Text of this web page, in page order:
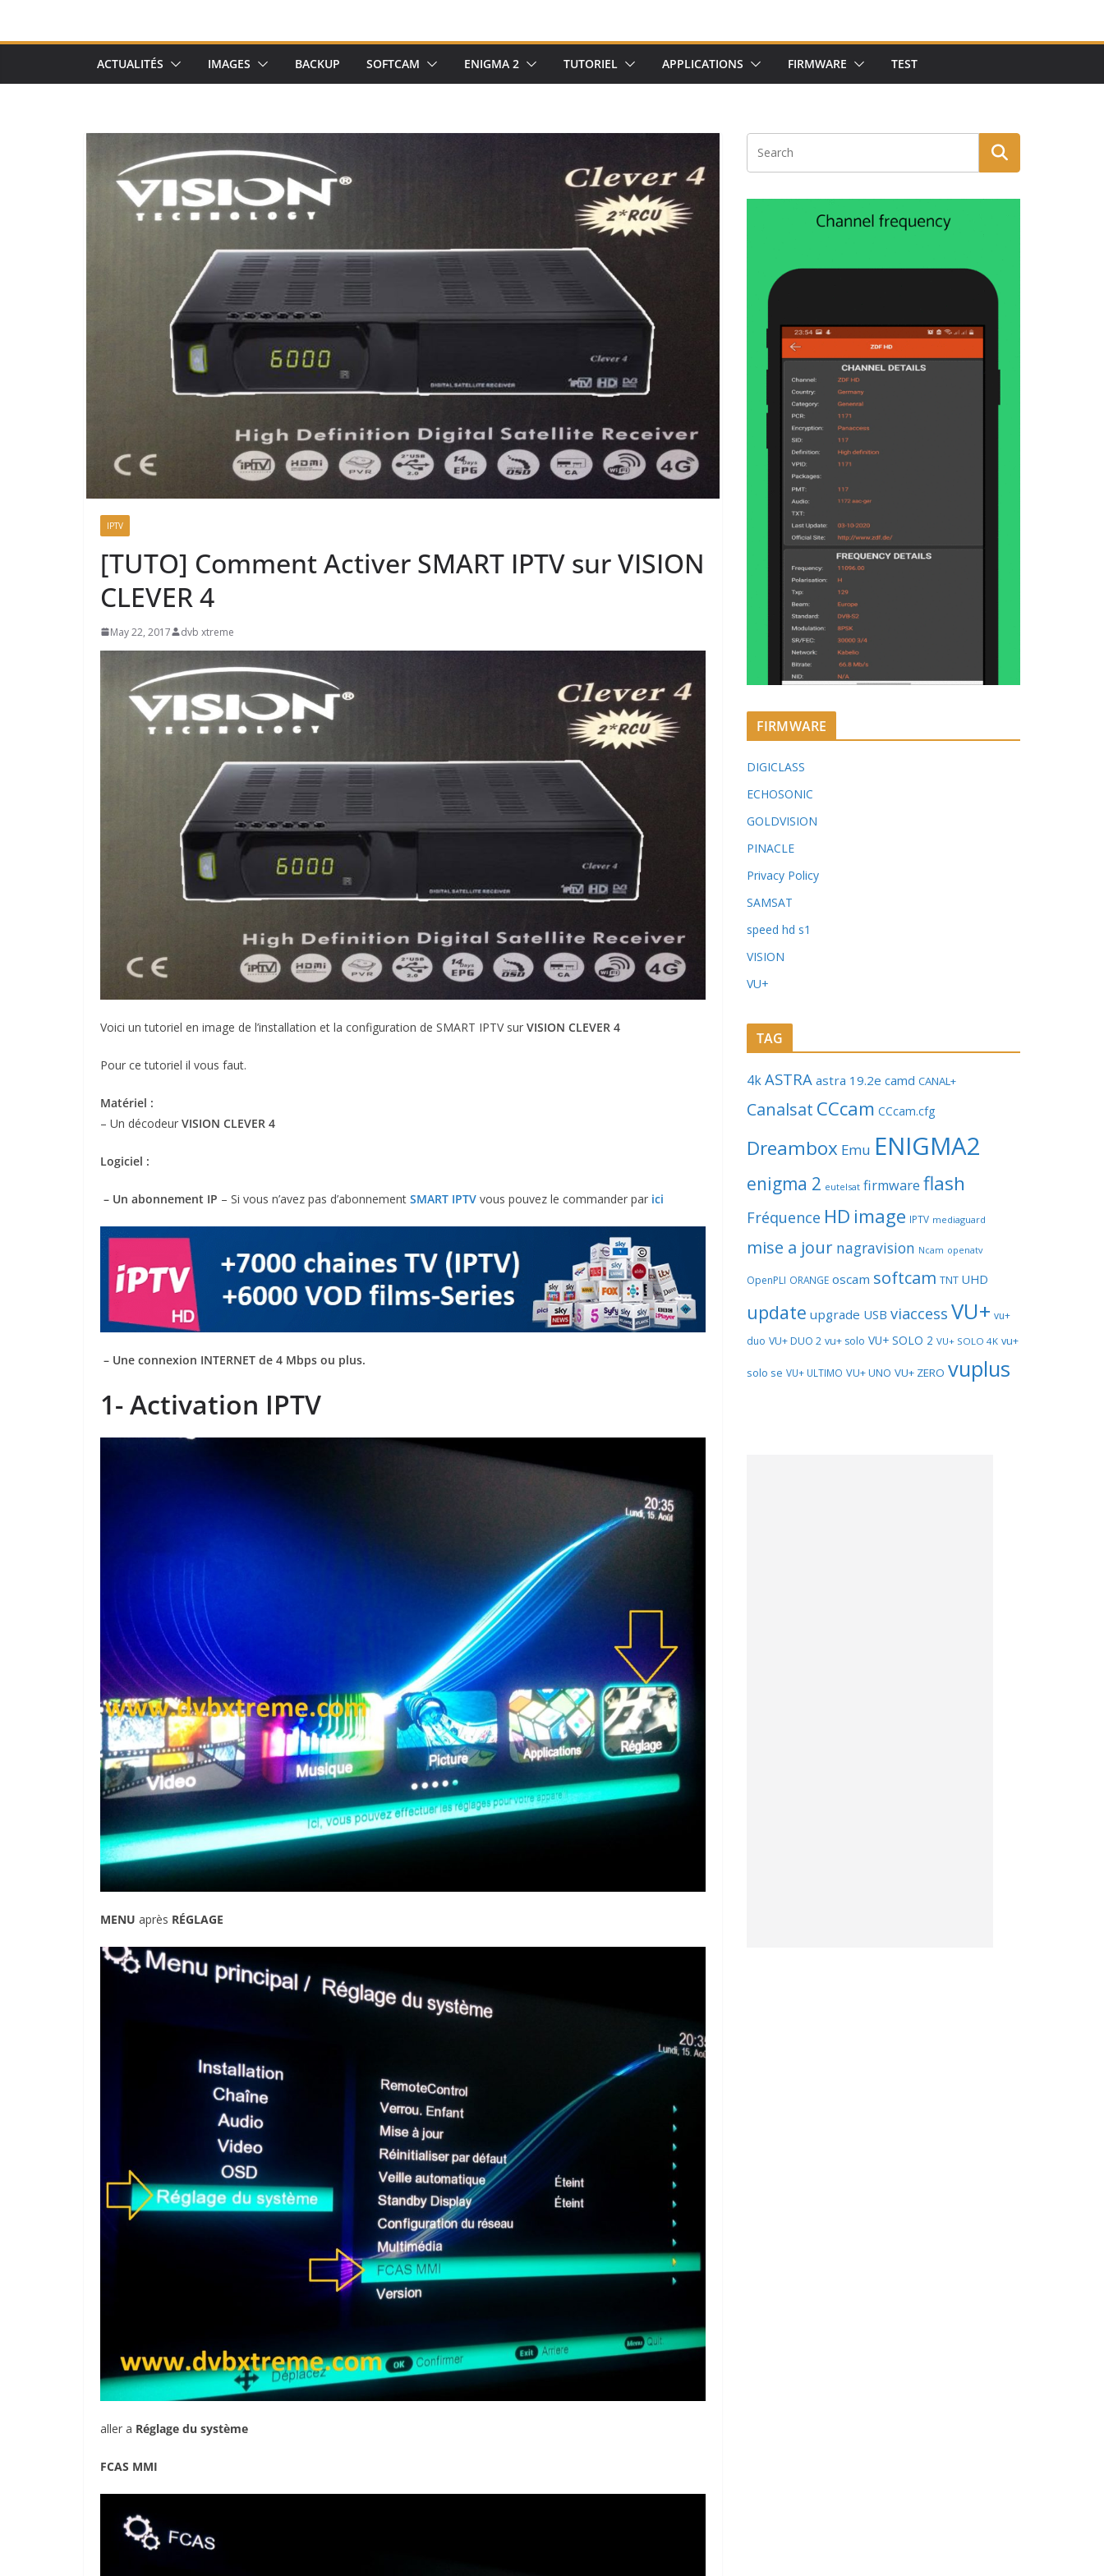
ACTUALITÉS IMAGES BACKUP SOFTCAM ENIGMA 2 TUTORIEL APPLICATIONS FIRMWARE TEST
IPTV
[TUTO] Comment Activer SMART IPTV sur VISION
CLEVER 4
May 22, 2017 dvb xtreme
Voici un tutoriel en image de l’installation et la configuration de SMART IPTV sur VISION CLEVER 4
Pour ce tutoriel il vous faut.
Matériel :
– Un décodeur VISION CLEVER 4
Logiciel :
– Un abonnement IP – Si vous n’avez pas d’abonnement SMART IPTV vous pouvez le commander par ici
– Une connexion INTERNET de 4 Mbps ou plus.
1- Activation IPTV
MENU après RÉGLAGE
aller a Réglage du système
FCAS MMI
FIRMWARE
DIGICLASS
ECHOSONIC
GOLDVISION
PINACLE
Privacy Policy
SAMSAT
speed hd s1
VISION
VU+
TAG
4kASTRA astra 19.2e camd CANAL+
Canalsat CCcam CCcam.cfg
Dreambox Emu ENIGMA2
enigma 2 eutelsat firmware flash
Fréquence HD image IPTV mediaguard
mise a jour nagravision Ncam openatv
OpenPLI ORANGE oscam softcam TNT UHD
update upgrade USB viaccess VU+ vu+
duo VU+ DUO 2 vu+ solo VU+ SOLO 2 VU+ SOLO 4K vu+
solo se VU+ ULTIMO VU+ UNO VU+ ZERO vuplus